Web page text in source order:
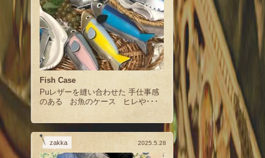
Fish Case
Puレザーを縫い合わせた 手仕事感
のある お魚のケース ヒレや･･･
zakka 2025.5.28